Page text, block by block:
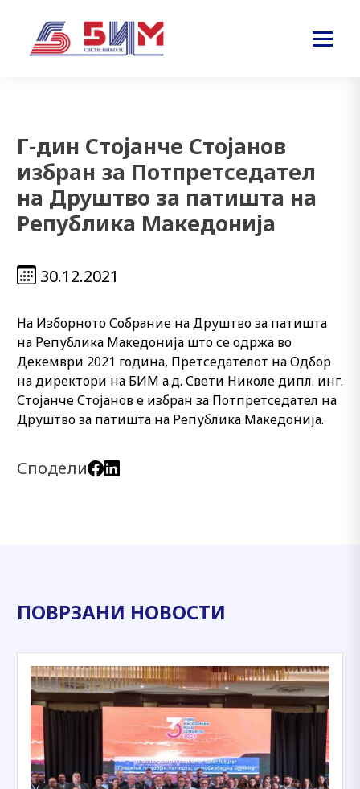
Г-дин Стојанче Стојанов
избран за Потпретседател
на Друштво за патишта на
Република Македонија
30.12.2021
На Изборното Собрание на Друштво за патишта
на Република Македонија што се одржа во
Декември 2021 година, Претседателот на Одбор
на директори на БИМ а.д. Свети Николе дипл. инг.
Стојанче Стојанов е избран за Потпретседател на
Друштво за патишта на Република Македонија.
Сподели
ПОВРЗАНИ НОВОСТИ